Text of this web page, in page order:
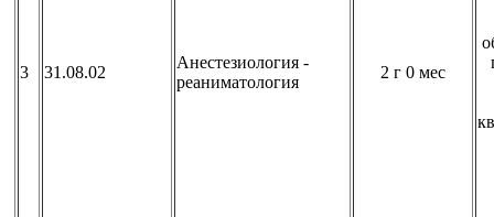
3 31.08.02
Анестезиология -
реаниматология
2 г 0 мес